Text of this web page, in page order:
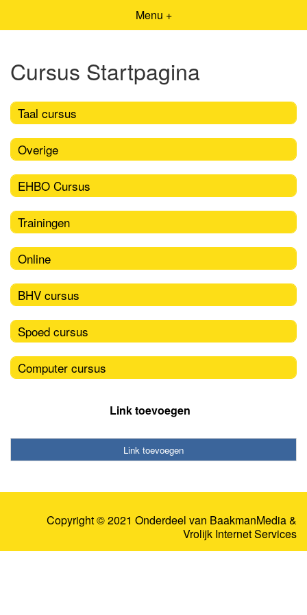
Menu +
Cursus Startpagina
Taal cursus
Overige
EHBO Cursus
Trainingen
Online
BHV cursus
Spoed cursus
Computer cursus
Link toevoegen
Link toevoegen
Copyright © 2021 Onderdeel van BaakmanMedia&
Vrolijk Internet Services